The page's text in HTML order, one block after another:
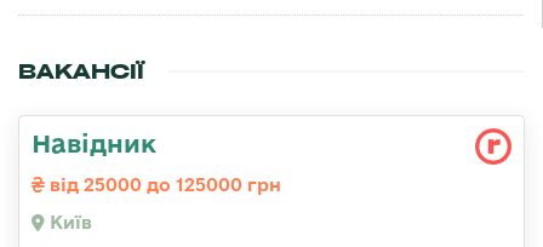
ВАКАНСІЇ
Навідник
від 25000 до 125000 грн
Київ